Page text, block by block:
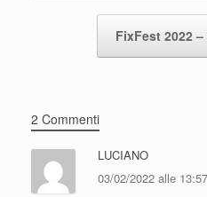
FixFest 2022
2 Commenti
LUCIANO
03/02/2022 alle 13:57